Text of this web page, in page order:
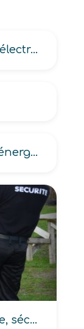
Rédacteur technique en (électromécanique, électronique, informatique, mécanique, métallurgie)
Rondier en production d’énergie
Maître-chien (d’avalanche, sécurité civile)